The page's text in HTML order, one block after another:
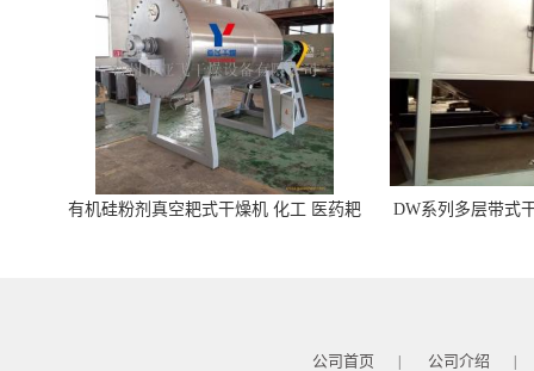
有机硅粉剂真空耙式干燥机 化工 医药耙
DW系列多层带式
公司首页 | 公司介绍 |